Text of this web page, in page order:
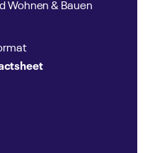
Wohnen & Bauen